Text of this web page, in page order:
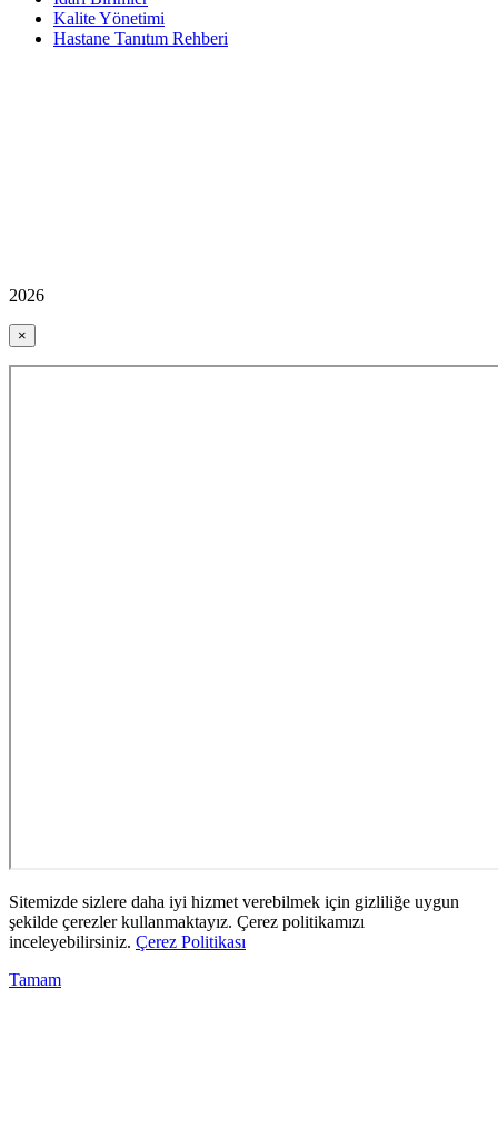
Kalite Yönetimi
Hastane Tanıtım Rehberi
2026
×
Sitemizde sizlere daha iyi hizmet verebilmek için gizliliğe uygun
şekilde çerezler kullanmaktayız. Çerez politikamızı
inceleyebilirsiniz. Çerez Politikası
Tamam